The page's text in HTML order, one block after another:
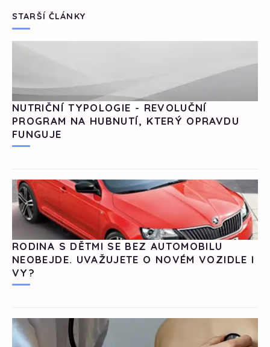
STARŠÍ ČLÁNKY
NUTRIČNÍ TYPOLOGIE - REVOLUČNÍ
PROGRAM NA HUBNUTÍ, KTERÝ OPRAVDU
FUNGUJE
RODINA S DĚTMI SE BEZ AUTOMOBILU
NEOBEJDE. UVAŽUJETE O NOVÉM VOZIDLE I
VY?